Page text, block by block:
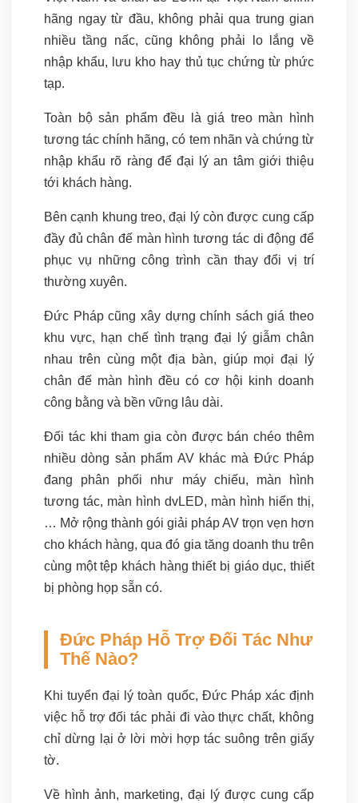
hãng ngay từ đầu, không phải qua trung gian
nhiều tầng nấc, cũng không phải lo lắng về
nhập khẩu, lưu kho hay thủ tục chứng từ phức
tạp.
Toàn bộ sản phẩm đều là giá treo màn hình
tương tác chính hãng, có tem nhãn và chứng từ
nhập khẩu rõ ràng để đại lý an tâm giới thiệu
tới khách hàng.
Bên cạnh khung treo, đại lý còn được cung cấp
đầy đủ chân đế màn hình tương tác di động để
phục vụ những công trình cần thay đổi vị trí
thường xuyên.
Đức Pháp cũng xây dựng chính sách giá theo
khu vực, hạn chế tình trạng đại lý giẫm chân
nhau trên cùng một địa bàn, giúp mọi đại lý
chân đế màn hình đều có cơ hội kinh doanh
công bằng và bền vững lâu dài.
Đối tác khi tham gia còn được bán chéo thêm
nhiều dòng sản phẩm AV khác mà Đức Pháp
đang phân phối như máy chiếu, màn hình
tương tác, màn hình dvLED, màn hình hiển thị,
… Mở rộng thành gói giải pháp AV trọn vẹn hơn
cho khách hàng, qua đó gia tăng doanh thu trên
cùng một tệp khách hàng thiết bị giáo dục, thiết
bị phòng họp sẵn có.
Đức Pháp Hỗ Trợ Đối Tác Như
Thế Nào?
Khi tuyển đại lý toàn quốc, Đức Pháp xác định
việc hỗ trợ đối tác phải đi vào thực chất, không
chỉ dừng lại ở lời mời hợp tác suông trên giấy
tờ.
Về hình ảnh, marketing, đại lý được cung cấp